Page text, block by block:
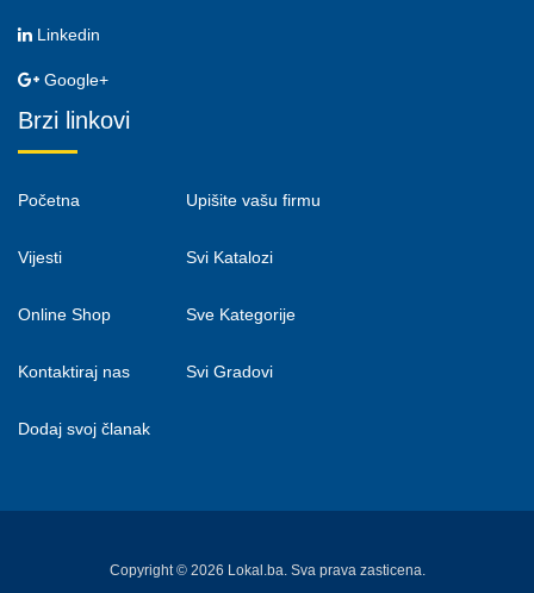
Linkedin
Google+
Brzi linkovi
Početna
Vijesti
Online Shop
Kontaktiraj nas
Dodaj svoj članak
Upišite vašu firmu
Svi Katalozi
Sve Kategorije
Svi Gradovi
Copyright © 2026 Lokal.ba. Sva prava zasticena.